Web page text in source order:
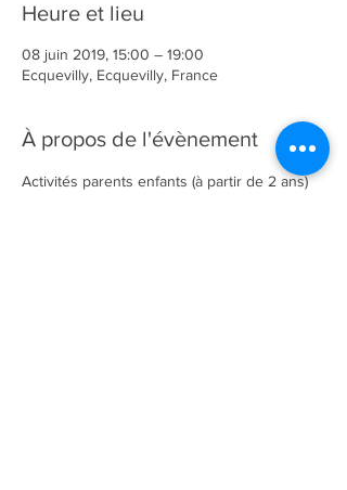
Heure et lieu
08 juin 2019, 15:00 – 19:00
Ecquevilly, Ecquevilly, France
À propos de l'évènement
Activités parents enfants (à partir de 2 ans)